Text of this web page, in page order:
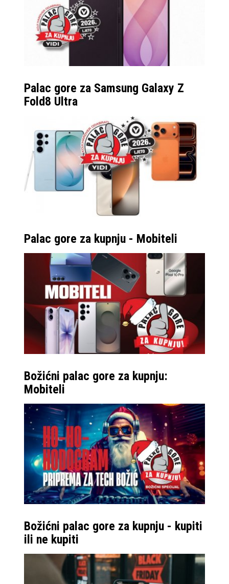
Palac gore za Samsung Galaxy Z
Fold8 Ultra
Palac gore za kupnju - Mobiteli
Božićni palac gore za kupnju:
Mobiteli
Božićni palac gore za kupnju - kupiti
ili ne kupiti